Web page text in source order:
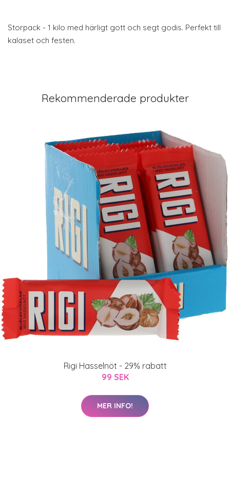
Storpack - 1 kilo med härligt gott och segt godis. Perfekt till
kalaset och festen.
Rekommenderade produkter
Rigi Hasselnöt - 29% rabatt
99 SEK
MER INFO!